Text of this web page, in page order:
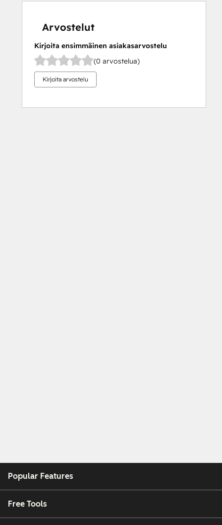
Arvostelut
Kirjoita ensimmäinen asiakasarvostelu
(0 arvostelua)
Kirjoita arvostelu
Popular Features
Free Tools